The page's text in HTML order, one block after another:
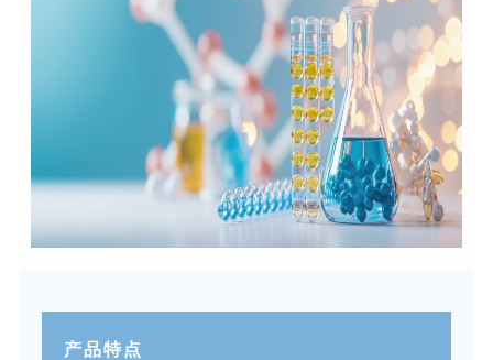
产品特点